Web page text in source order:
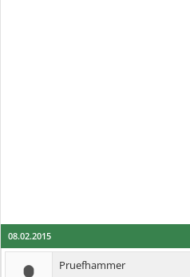
08.02.2015
Pruefhammer